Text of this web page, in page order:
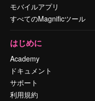
モバイルアプリ
すべてのMagnificツール
はじめに
Academy
ドキュメント
サポート
利用規約